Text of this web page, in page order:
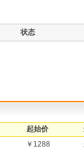
状态
起始价
￥1288